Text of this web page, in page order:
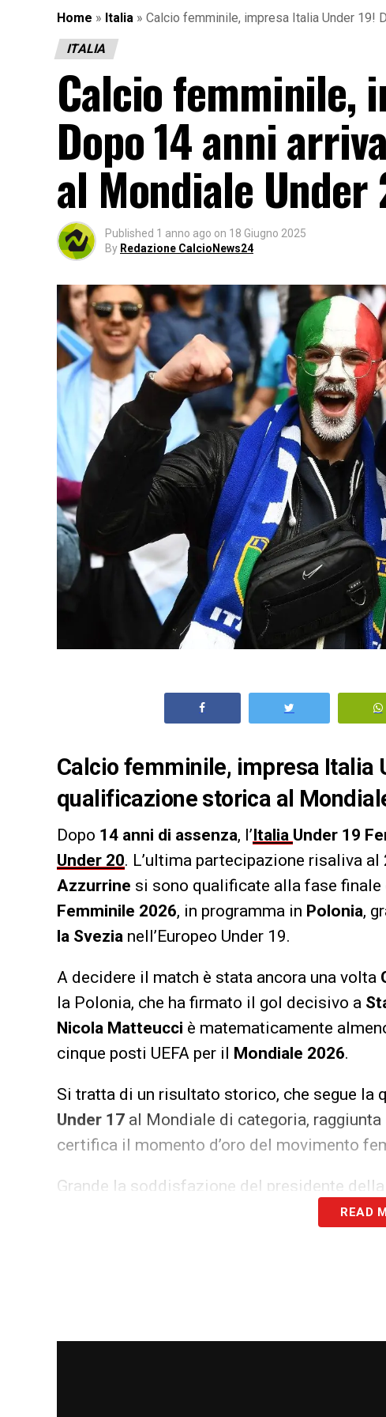
Home » Italia » Calcio femminile, impresa Italia Under 19!
ITALIA
Calcio femminile,
Dopo 14 anni
al Mondiale Under
Published 1 anno ago on 18 Giugno 2025
By Redazione CalcioNews24
Calcio femminile, impresa Italia
qualificazione storica al
Dopo 14 anni di assenza, l’Italia Under 19
Under 20. L’ultima partecipazione risaliva
Azzurrine si sono qualificate alla fase finale
Femminile 2026, in programma in Polonia,
la Svezia nell’Europeo Under 19.
A decidere il match è stata ancora una volta
la Polonia, che ha firmato il gol decisivo a
Nicola Matteucci è matematicamente
cinque posti UEFA per il Mondiale 2026.
Si tratta di un risultato storico, che segue la
Under 17 al Mondiale di categoria,
certifica il momento d’oro del movimento
Grande la soddisfazione del presidente della
Straordinarie Azzurrine, partita dopo
, l’Italia
READ